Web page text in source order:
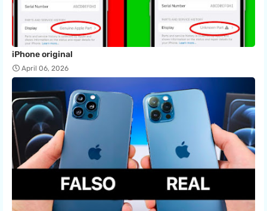
iPhone original
April 06, 2026